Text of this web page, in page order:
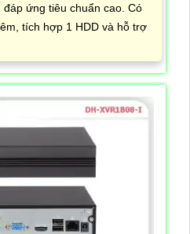
ứng tiêu chuẩn cao. Có
tích hợp 1 HDD và hỗ trợ